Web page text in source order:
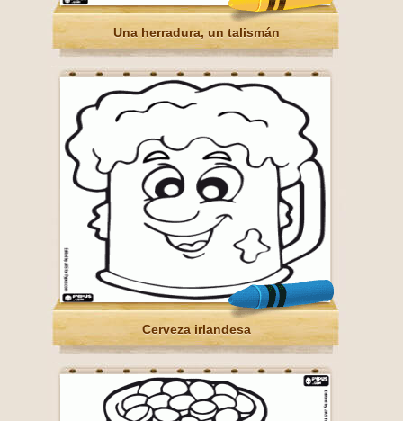
Una herradura, un talismán
Cerveza irlandesa